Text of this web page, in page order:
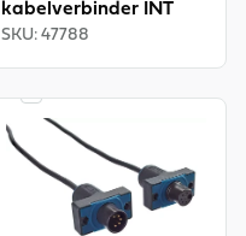
kabelverbinder INT
SKU: 47788
OASE